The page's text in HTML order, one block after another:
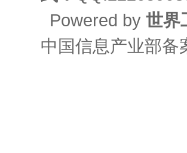
Powered by 世界
中国信息产业部备